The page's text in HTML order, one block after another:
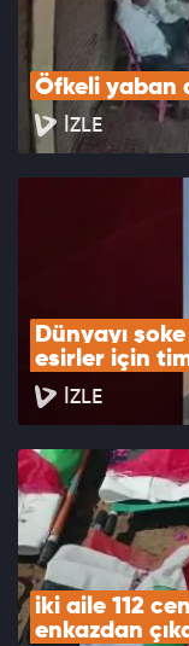
Öfkeli yaban
İZLE
Dünyayı
esirler için
İZLE
iki aile 112
enkazdan